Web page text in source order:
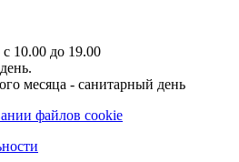
10.00 до 19.00
месяца - санитарный день
файлов cookie